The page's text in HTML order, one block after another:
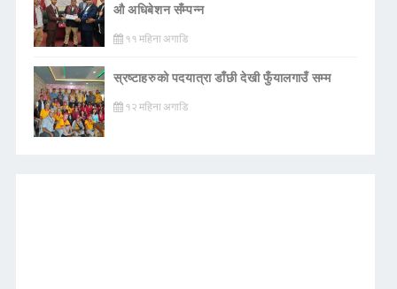
औ अधिबेशन सँम्पन्न
११ महिना अगाडि
स्रष्टाहरुको पदयात्रा डाँछी देखी फुँयालगाउँ सम्म
१२ महिना अगाडि